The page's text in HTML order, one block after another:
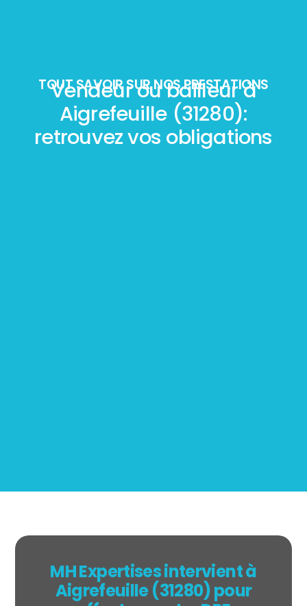
TOUT SAVOIR SUR NOS PRESTATIONS
Vendeur ou bailleur à
Aigrefeuille (31280):
retrouvez vos obligations
MH Expertises intervient à
Aigrefeuille (31280) pour